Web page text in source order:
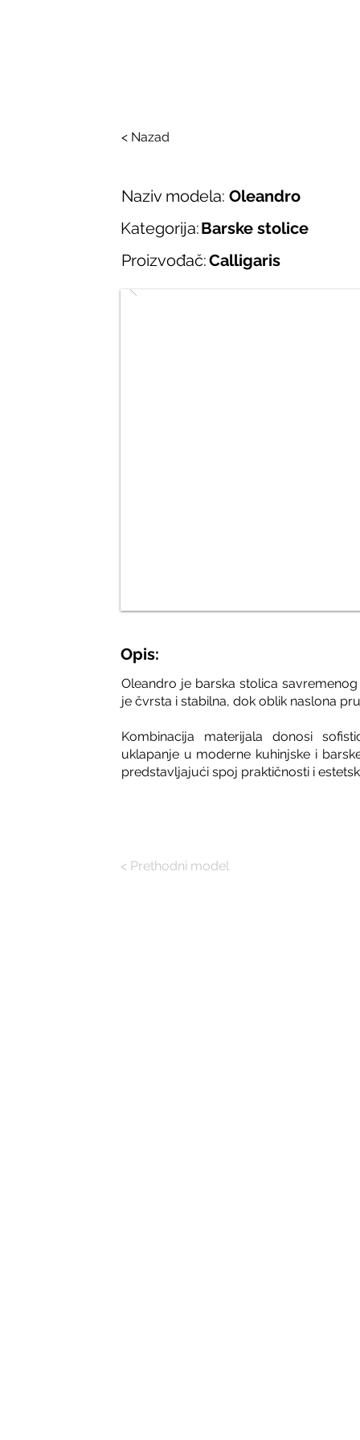
< Nazad
Naziv modela: Oleandro
Kategorija:Barske stolice
Proizvođač:Calligaris
Opis:
Oleandro je barska stolica
je čvrsta i stabilna, dok oblik naslona
Kombinacija materijala donosi
uklapanje u moderne kuhinjske i
predstavljajući spoj praktičnosti i
< Prethodni model